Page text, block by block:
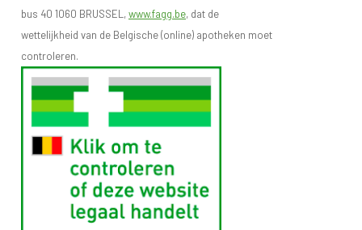
bus 40 1060 BRUSSEL,www.fagg.be, dat de
wettelijkheid van de Belgische (online) apotheken moet
controleren.